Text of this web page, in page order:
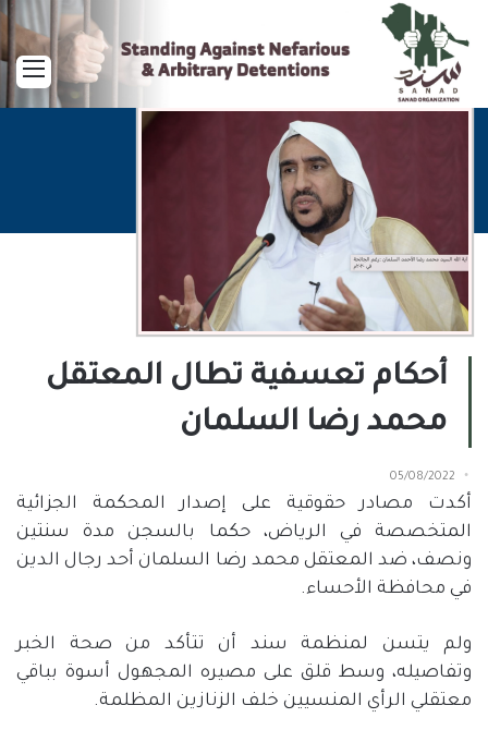
أحكام تعسفية تطال المعتقل
محمد رضا السلمان
05/08/2022
أكدت مصادر حقوقية على إصدار المحكمة الجزائية
المتخصصة في الرياض، حكما بالسجن مدة سنتين
ونصف، ضد المعتقل محمد رضا السلمان أحد رجال الدين
في محافظة الأحساء.
ولم يتسن لمنظمة سند أن تتأكد من صحة الخبر
وتفاصيله، وسط قلق على مصيره المجهول أسوة بباقي
معتقلي الرأي المنسيين خلف الزنازين المظلمة.